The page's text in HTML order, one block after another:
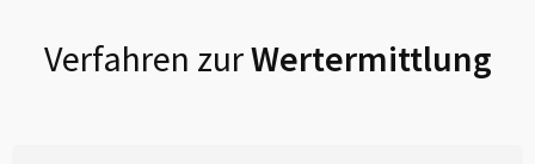
Verfahren zurWertermittlung